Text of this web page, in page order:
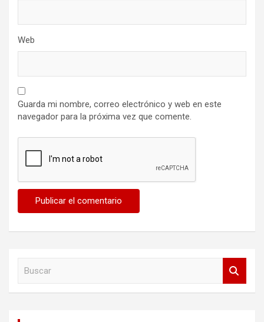
Web
Guarda mi nombre, correo electrónico y web en este
navegador para la próxima vez que comente.